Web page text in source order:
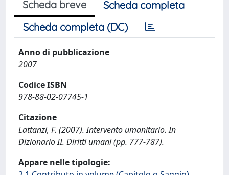
Scheda breve
Scheda completa
Scheda completa (DC)
Anno di pubblicazione
2007
Codice ISBN
978-88-02-07745-1
Citazione
Lattanzi, F. (2007). Intervento umanitario. In
Dizionario II. Diritti umani (pp. 777-787).
Appare nelle tipologie: